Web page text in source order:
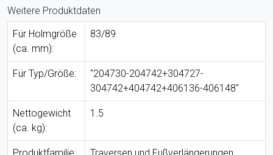
Weitere Produktdaten
Für Holmgröße
(ca. mm):
83/89
Für Typ/Größe:
"204730-204742+304727-
304742+404742+406136-406148"
Nettogewicht
(ca. kg):
1.5